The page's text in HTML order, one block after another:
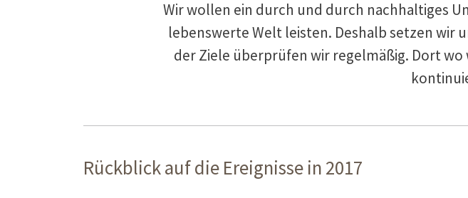
Wir wollen ein durch und durch nachhaltiges
lebenswerte Welt leisten. Deshalb setzen wir
der Ziele überprüfen wir regelmäßig. Dort
Rückblick auf die Ereignisse in 2017